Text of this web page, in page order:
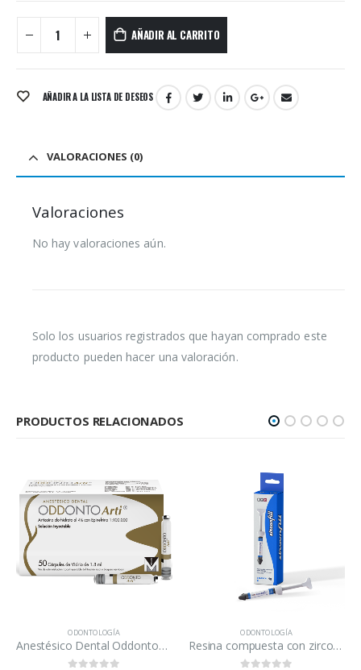
AÑADIR AL CARRITO
AÑADIR A LA LISTA DE DESEOS
VALORACIONES (0)
Valoraciones
No hay valoraciones aún.
Solo los usuarios registrados que hayan comprado este
producto pueden hacer una valoración.
PRODUCTOS RELACIONADOS
ODONTOLOGÍA
Anestésico Dental Oddontoarti 50 cartuchos
ODONTOLOGÍA
Resina compuesta con zirconia A3 Zirconfill Maquira